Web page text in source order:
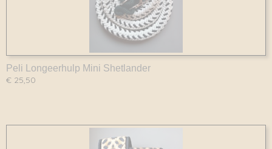
Peli Longeerhulp Mini Shetlander
€ 25,50